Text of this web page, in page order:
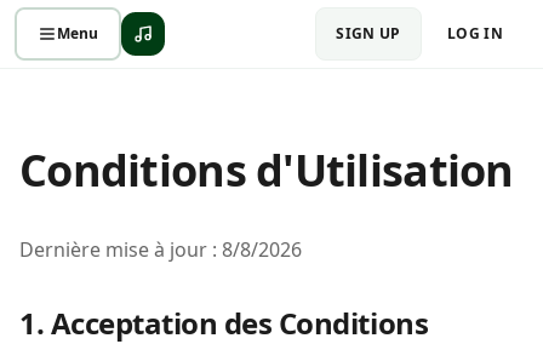
Menu SIGN UP LOG IN
Conditions d'Utilisation
Dernière mise à jour : 8/8/2026
1. Acceptation des Conditions